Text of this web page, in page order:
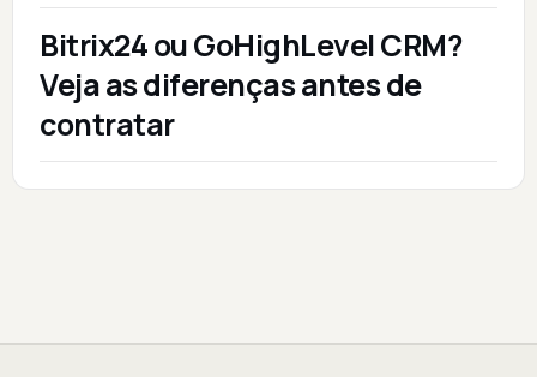
Bitrix24 ou GoHighLevel CRM?
Veja as diferenças antes de
contratar